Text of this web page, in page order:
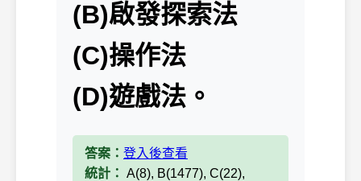
(B)啟發探索法
(C)操作法
(D)遊戲法。
答案： 登入後查看
統計： A(8), B(1477), C(22),